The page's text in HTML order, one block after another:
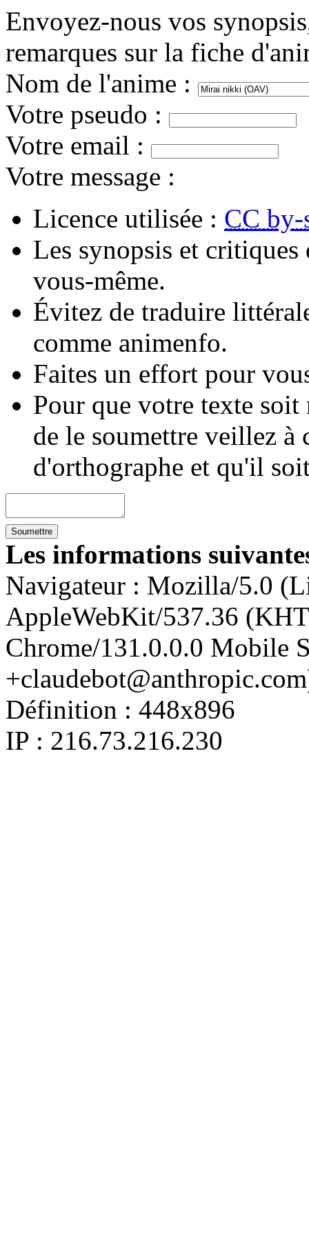
Envoyez-nous vos
remarques sur la fiche
Nom de l'anime :
Votre pseudo :
Votre email :
Votre message :
Licence utilisée : CC by-
Les synopsis et
vous-même.
Évitez de traduire
comme animenfo.
Faites un effort pour
Pour que votre texte
de le soumettre veillez à
d'orthographe et qu'il
Les informations
Navigateur : Mozilla/5.0
AppleWebKit/537.36
Chrome/131.0.0.0 Mobile
Définition : 448x896
IP : 216.73.216.230